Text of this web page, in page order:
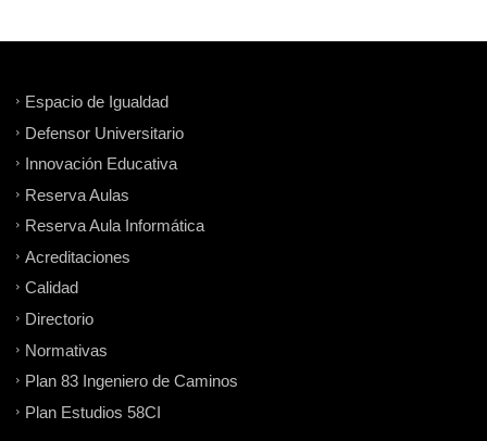
Espacio de Igualdad
Defensor Universitario
Innovación Educativa
Reserva Aulas
Reserva Aula Informática
Acreditaciones
Calidad
Directorio
Normativas
Plan 83 Ingeniero de Caminos
Plan Estudios 58CI